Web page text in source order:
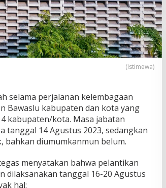
(Istimewa)
selama perjalanan kelembagaan
Bawaslu kabupaten dan kota yang
kabupaten/kota. Masa jabatan
tanggal 14 Agustus 2023, sedangkan
bahkan diumumkanmun belum.
menyatakan bahwa pelantikan
dilaksanakan tanggal 16-20 Agustus
hal: